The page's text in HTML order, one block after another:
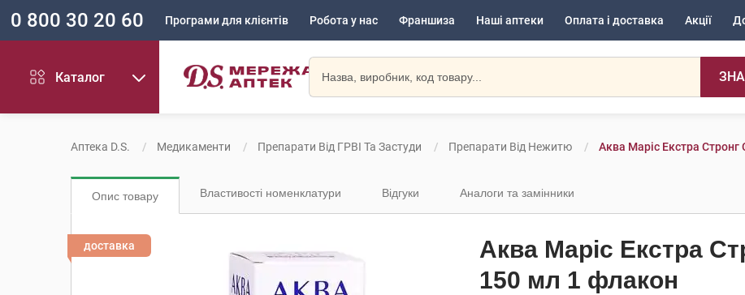
0 800 30 20 60 Програми для клієнтів Робота у нас Франшиза Наші аптеки Оплата і доставка Акції
Каталог
Аптека D.S. Медикаменти Препарати Від ГРВІ Та Застуди Препарати Від Нежитю Аква Маріс Екстра
Опис товару Властивості номенклатури Відгуки Аналоги та замінники
доставка
Аква Маріс Екстра
150 мл 1 флакон